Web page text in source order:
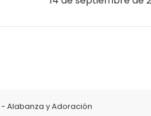
- Alabanza y Adoración